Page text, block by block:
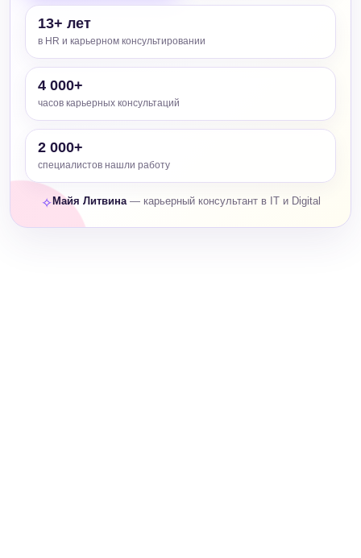
13+ лет
в HR и карьерном консультировании
4 000+
часов карьерных консультаций
2 000+
специалистов нашли работу
✧ Майя Литвина— карьерный консультант в IT и Digital